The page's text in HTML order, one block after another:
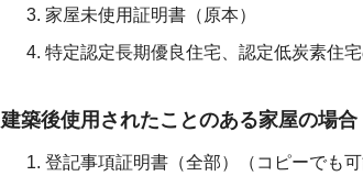
家屋未使用証明書（原本）
特定認定長期優良住宅、認定低炭素住
建築後使用されたことのある家屋の場合
登記事項証明書（全部）（コピーでも可